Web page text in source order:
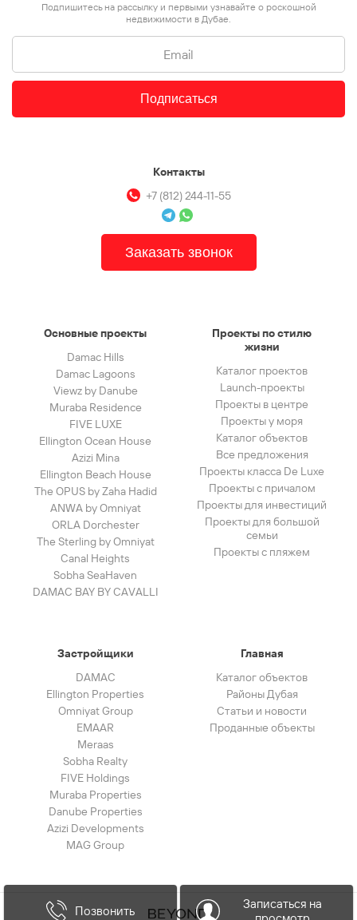
Позвонить
Записаться на
Основные проекты
Damac Hills
Damac Lagoons
Viewz by Danube
Muraba Residence
FIVE LUXE
Ellington Ocean House
Azizi Mina
Ellington Beach House
The OPUS by Zaha Hadid
ANWA by Omniyat
ORLA Dorchester
The Sterling by Omniyat
Canal Heights
Sobha SeaHaven
DAMAC BAY BY CAVALLI
Проекты по стилю
жизни
Каталог проектов
Launch-проекты
Проекты в центре
Проекты у моря
Каталог объектов
Все предложения
Проекты класса De Luxe
Проекты с причалом
Проекты для инвестиций
Проекты для большой
семьи
Проекты с пляжем
Застройщики
DAMAC
Ellington Properties
Omniyat Group
EMAAR
Meraas
Sobha Realty
FIVE Holdings
Muraba Properties
Danube Properties
Azizi Developments
MAG Group
Главная
Каталог объектов
Районы Дубая
Статьи и новости
Проданные объекты
Контакты
+7 (812) 244-11-55
Заказать звонок
Подпишитесь на рассылку и первыми узнавайте о роскошной
недвижимости в Дубае.
Подписаться